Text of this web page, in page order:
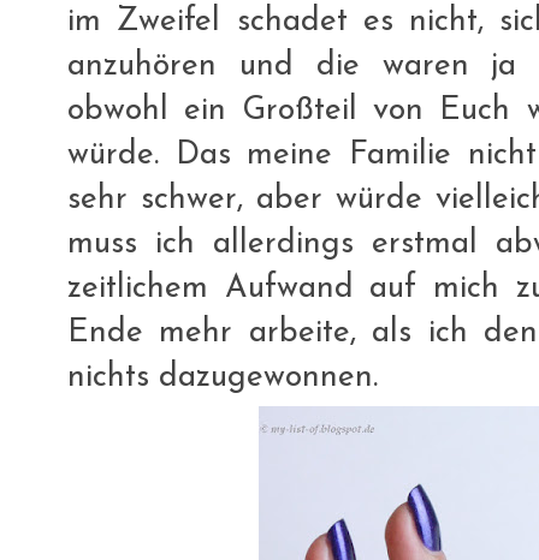
im Zweifel schadet es nicht,
anzuhören und die waren ja
obwohl ein Großteil von Euch
würde. Das meine Familie
sehr schwer, aber würde
muss ich allerdings erstmal
zeitlichem Aufwand auf mich
Ende mehr arbeite, als ich
nichts dazugewonnen.